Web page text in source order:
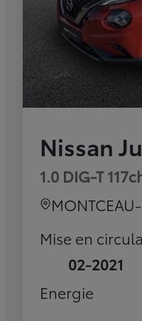
Nissan
1.0 DIG-T
Mise en
02-2021
Energie